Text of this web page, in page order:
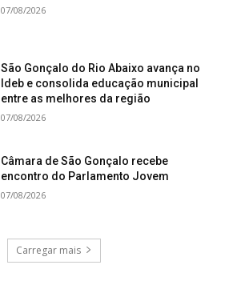
07/08/2026
São Gonçalo do Rio Abaixo avança no
Ideb e consolida educação municipal
entre as melhores da região
07/08/2026
Câmara de São Gonçalo recebe
encontro do Parlamento Jovem
07/08/2026
Carregar mais